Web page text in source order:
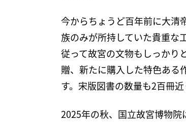
今からちょうど百年前に大清
族のみが所持していた貴重な
従って故宮の文物もしっかり
贈、新たに購入した特色ある
す。宋版図書の数量も2百冊
2025年の秋、国立故宮博物